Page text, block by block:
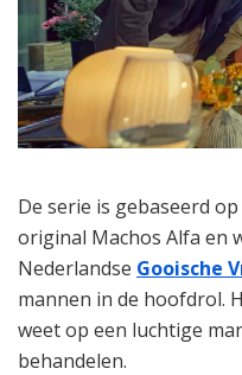
De serie is gebaseerd
original Machos Alfa en
Nederlandse Gooische
mannen in de hoofdrol.
weet op een luchtige
behandelen.